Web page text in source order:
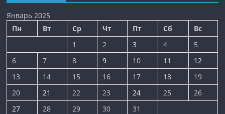
Январь 2025
Пн
Вт Ср Чт Пт Сб
Вс
1
2 3 4
5
6
7 8 9 10 11
12
13
14 15 16 17 18
19
20
21 22 23 24 25
26
27
28 29 30 31